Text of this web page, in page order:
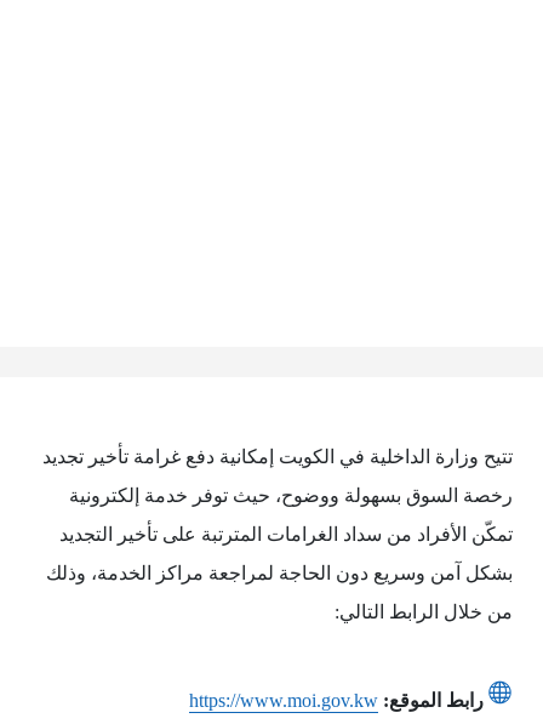
تتيح وزارة الداخلية في الكويت إمكانية دفع غرامة تأخير تجديد
رخصة السوق بسهولة ووضوح، حيث توفر خدمة إلكترونية
تمكّن الأفراد من سداد الغرامات المترتبة على تأخير التجديد
بشكل آمن وسريع دون الحاجة لمراجعة مراكز الخدمة، وذلك
من خلال الرابط التالي:
رابط الموقع: https://www.moi.gov.kw